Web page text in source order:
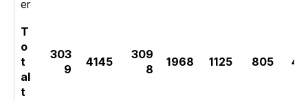
er
T
o
t
al
t
303
9
4145
309
8
1968 1125 805